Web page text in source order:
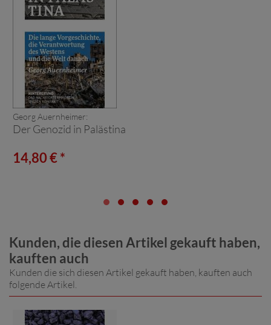
Georg Auernheimer:
Der Genozid in Palästina
14,80 € *
Kunden, die diesen Artikel gekauft haben,
kauften auch
Kunden die sich diesen Artikel gekauft haben, kauften auch
folgende Artikel.